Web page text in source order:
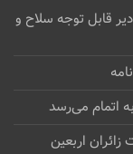
قابل توجه سلاح و
اتمام می‌رسد
اربعین